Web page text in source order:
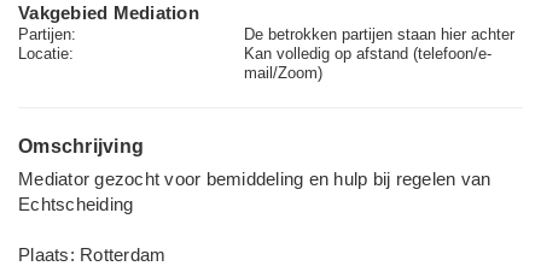
Vakgebied Mediation
Partijen:
De betrokken partijen staan hier achter
Locatie:
Kan volledig op afstand (telefoon/e-
mail/Zoom)
Omschrijving
Mediator gezocht voor bemiddeling en hulp bij regelen van
Echtscheiding
Plaats: Rotterdam